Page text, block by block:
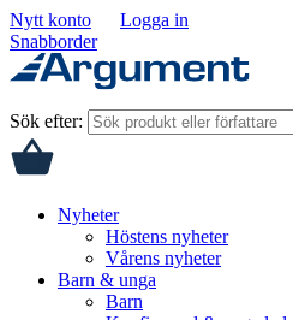
Nytt konto
Logga in
Snabborder
Sök efter:
Nyheter
Höstens nyheter
Vårens nyheter
Barn & unga
Barn